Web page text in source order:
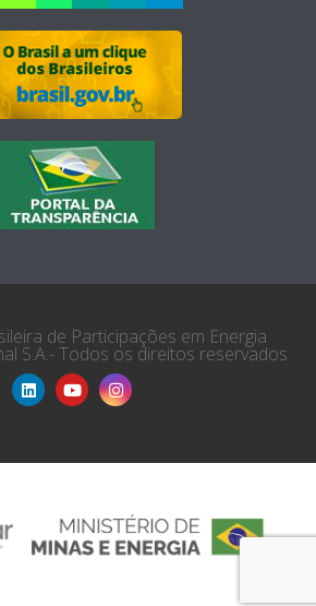
de Participações em Energia
S.A.- Todos os direitos reservados